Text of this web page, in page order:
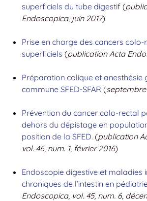
superficiels du tube digestif (
Endoscopica, juin 2017)
Prise en charge des cancers colo-
superficiels (publication Acta
Préparation colique et anesthésie
commune SFED-SFAR (septembre
Prévention du cancer colo-rectal
dehors du dépistage en
position de la SFED. (publication
vol. 46, num. 1, février 2016)
Endoscopie digestive et maladies
chroniques de l’intestin en
Endoscopica, vol. 45, num. 6,